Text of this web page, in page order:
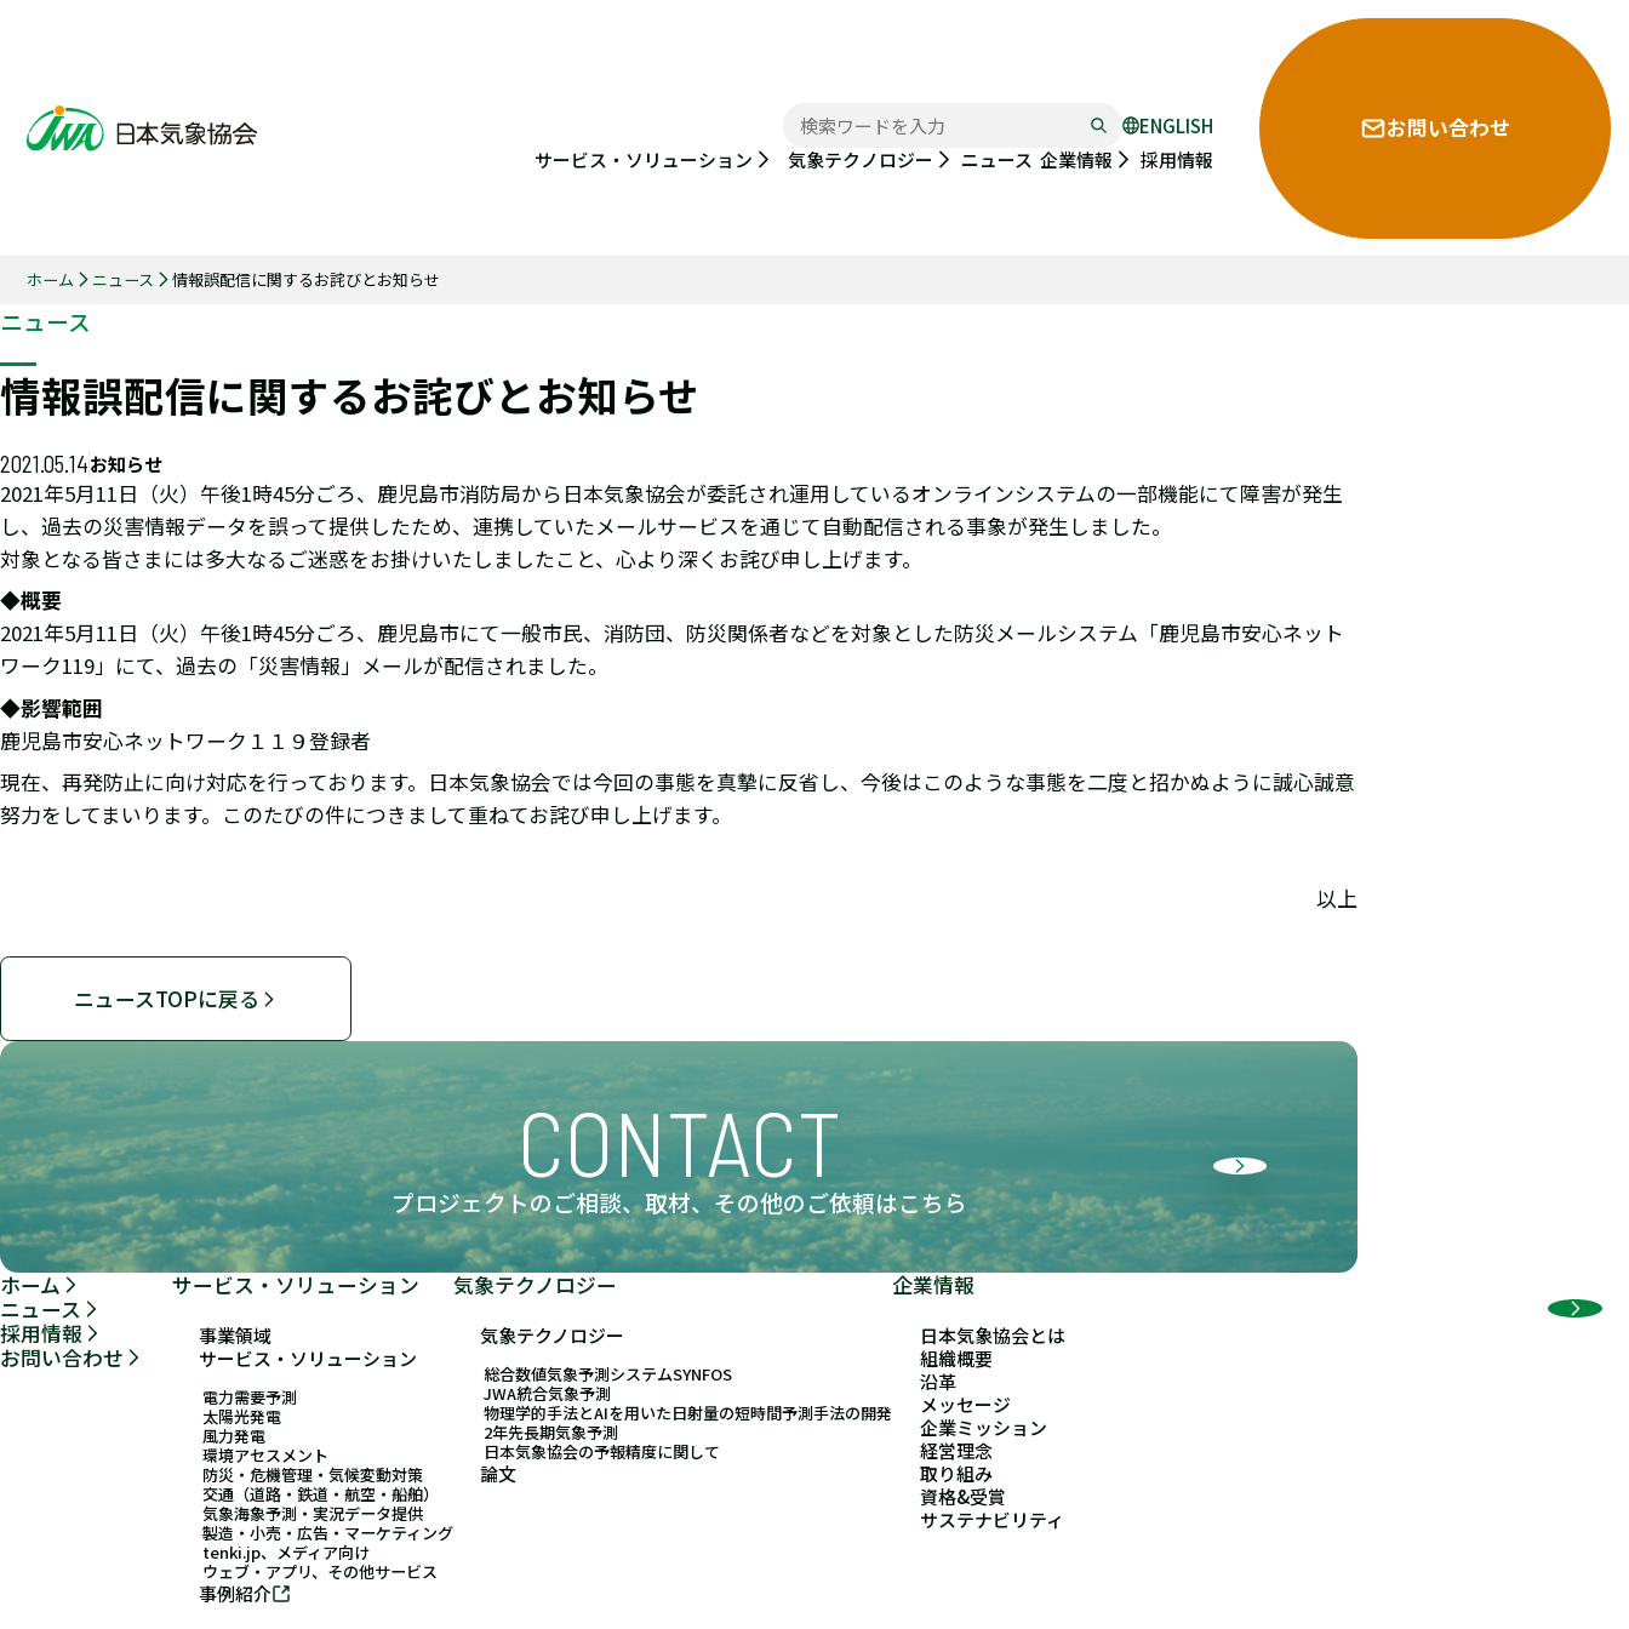
ENGLISH
サービス・ソリューション
気象テクノロジー ニュース 企業情報 採用情報
お問い合わせ
ホーム ニュース 情報誤配信に関するお詫びとお知らせ
ニュース
情報誤配信に関するお詫びとお知らせ
2021.05.14お知らせ
2021年5月11日（火）午後1時45分ごろ、鹿児島市消防局から日本気象協会が委託され運用しているオンラインシステムの一部機能にて障害が発生
し、過去の災害情報データを誤って提供したため、連携していたメールサービスを通じて自動配信される事象が発生しました。
対象となる皆さまには多大なるご迷惑をお掛けいたしましたこと、心より深くお詫び申し上げます。
◆概要
2021年5月11日（火）午後1時45分ごろ、鹿児島市にて一般市民、消防団、防災関係者などを対象とした防災メールシステム「鹿児島市安心ネット
ワーク119」にて、過去の「災害情報」メールが配信されました。
◆影響範囲
鹿児島市安心ネットワーク１１９登録者
現在、再発防止に向け対応を行っております。日本気象協会では今回の事態を真摯に反省し、今後はこのような事態を二度と招かぬように誠心誠意
努力をしてまいります。このたびの件につきまして重ねてお詫び申し上げます。
以上
ニュースTOPに戻る
CONTACT
プロジェクトのご相談、取材、その他のご依頼はこちら
ホーム
ニュース
採用情報
お問い合わせ
サービス・ソリューション
事業領域
サービス・ソリューション
電力需要予測
太陽光発電
風力発電
環境アセスメント
防災・危機管理・気候変動対策
交通（道路・鉄道・航空・船舶）
気象海象予測・実況データ提供
製造・小売・広告・マーケティング
tenki.jp、メディア向け
ウェブ・アプリ、その他サービス
事例紹介
気象テクノロジー
気象テクノロジー
総合数値気象予測システムSYNFOS
JWA統合気象予測
物理学的手法とAIを用いた日射量の短時間予測手法の開発
2年先長期気象予測
日本気象協会の予報精度に関して
論文
企業情報
日本気象協会とは
組織概要
沿革
メッセージ
企業ミッション
経営理念
取り組み
資格&受賞
サステナビリティ